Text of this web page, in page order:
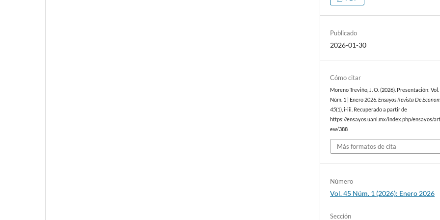
Publicado
2026-01-30
Cómo citar
Moreno Treviño, J. O. (2026). Presentación: Vol.
Núm. 1 | Enero 2026.Ensayos Revista De
45(1), i-iii. Recuperado a partir de
https://ensayos.uanl.mx/index.php/ensayos/
ew/388
Más formatos de cita
Número
Vol. 45 Núm. 1 (2026): Enero 2026
Sección